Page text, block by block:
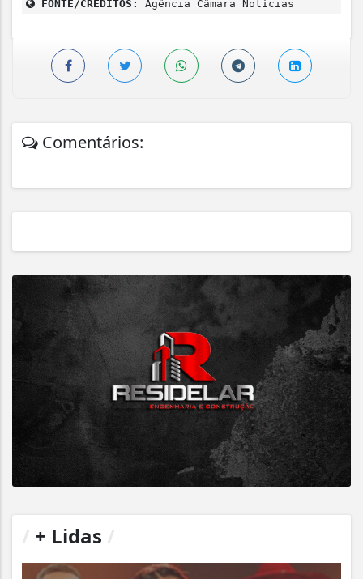
FONTE/CRÉDITOS: Agência Câmara Notícias
Comentários:
+ Lidas